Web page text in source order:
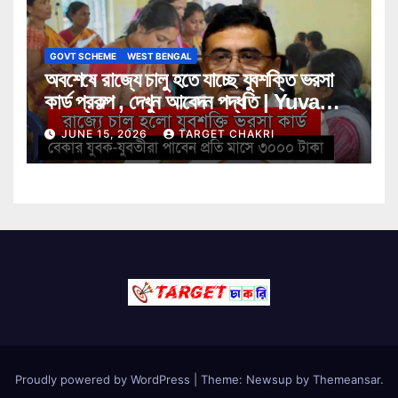
GOVT SCHEME WEST BENGAL
অবশেষে রাজ্যে চালু হতে যাচ্ছে যুবশক্তি ভরসা
কার্ড প্রকল্প , দেখুন আবেদন পদ্ধতি | Yuva
Shakti Bharosa Card Scheme
JUNE 15, 2026 TARGET CHAKRI
Proudly powered by WordPress Theme: Newsup by Themeansar.